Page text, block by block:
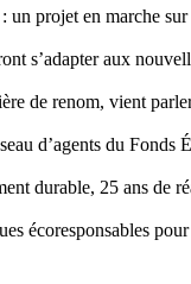
un projet en marche
s’adapter aux
de renom, vient
d’agents du Fonds
durable, 25 ans de
écoresponsables